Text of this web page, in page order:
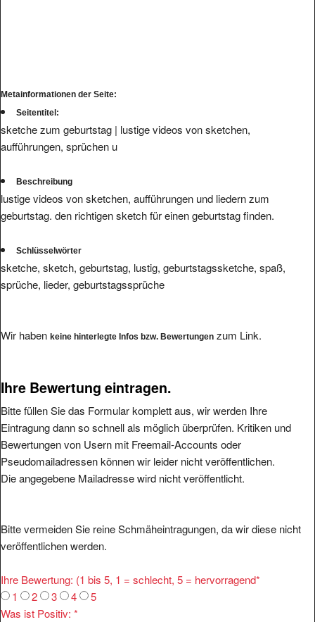
Metainformationen der Seite:
Seitentitel:
sketche zum geburtstag | lustige videos von sketchen,
aufführungen, sprüchen u
Beschreibung
lustige videos von sketchen, aufführungen und liedern zum
geburtstag. den richtigen sketch für einen geburtstag finden.
Schlüsselwörter
sketche, sketch, geburtstag, lustig, geburtstagssketche, spaß,
sprüche, lieder, geburtstagssprüche
Wir haben keine hinterlegte Infos bzw. Bewertungen zum Link.
Ihre Bewertung eintragen.
Bitte füllen Sie das Formular komplett aus, wir werden Ihre
Eintragung dann so schnell als möglich überprüfen. Kritiken und
Bewertungen von Usern mit Freemail-Accounts oder
Pseudomailadressen können wir leider nicht veröffentlichen.
Die angegebene Mailadresse wird nicht veröffentlicht.
Bitte vermeiden Sie reine Schmäheintragungen, da wir diese nicht
veröffentlichen werden.
Ihre Bewertung: (1 bis 5, 1 = schlecht, 5 = hervorragend*
1
2 3 4
5
Was ist Positiv: *